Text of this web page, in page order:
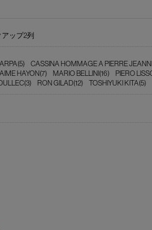
アップ2列
CASSINA HOMMAGE A PIERRE
HAYON(7) MARIO BELLINI(16) PIERO
RON GILAD(12) TOSHIYUKI KITA(5)